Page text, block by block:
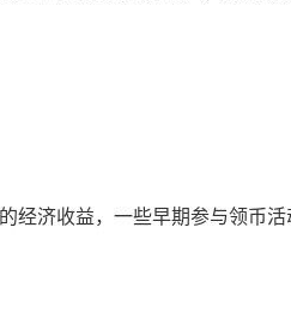
济收益，一些早期参与领币